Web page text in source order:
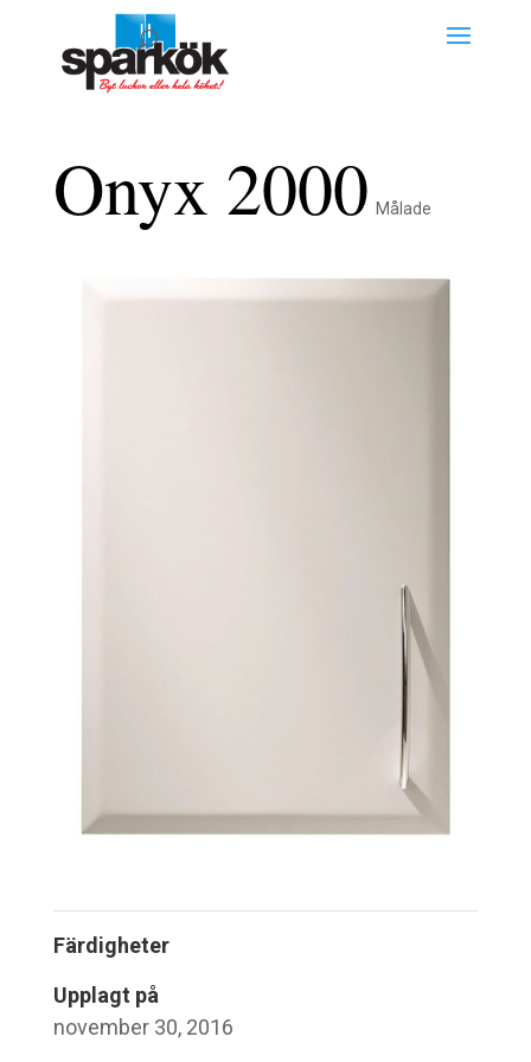
Onyx 2000 Målade
Färdigheter
Upplagt på
november 30, 2016